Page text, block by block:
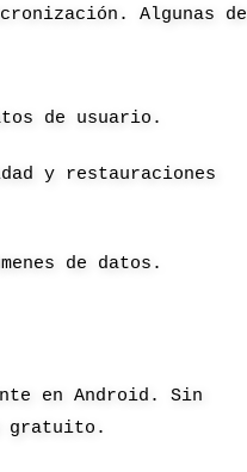
Algunas de
de usuario.
y restauraciones
de datos.
en Android. Sin
gratuito.